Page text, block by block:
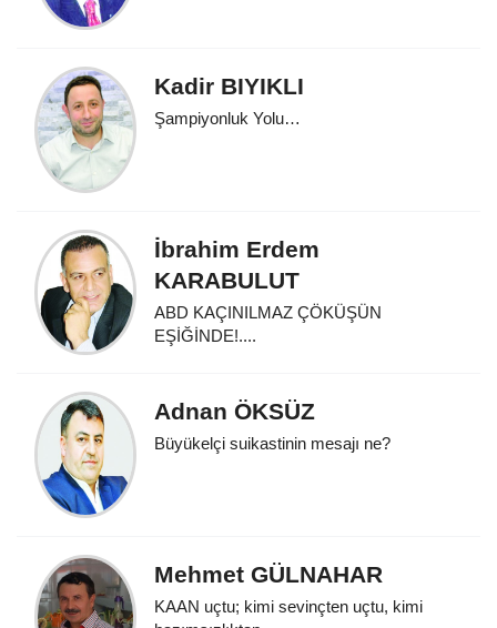
Kadir BIYIKLI
Şampiyonluk Yolu…
İbrahim Erdem
KARABULUT
ABD KAÇINILMAZ ÇÖKÜŞÜN
EŞİĞİNDE!....
Adnan ÖKSÜZ
Büyükelçi suikastinin mesajı ne?
Mehmet GÜLNAHAR
KAAN uçtu; kimi sevinçten uçtu, kimi